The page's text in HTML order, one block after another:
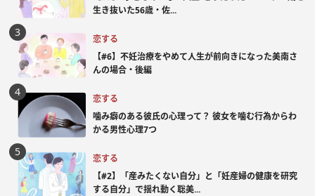
生き抜いた56歳・佐...
恋する
【#6】不妊治療をやめて人生が前向きになった美南さ
んの場合・後編
恋する
噛み癖のある彼氏の心理って？ 彼女を噛む行為からわ
かる男性心理7つ
恋する
【#2】「産みたくない自分」と「妊産婦の健康を研究
する自分」で揺れ動く聡美...